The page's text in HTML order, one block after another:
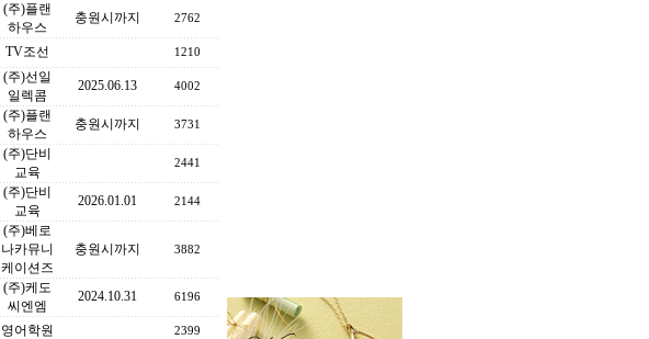
(주)플랜
하우스
충원시까지 2762
TV조선 1210
(주)선일
일렉콤
2025.06.13 4002
(주)플랜
하우스
충원시까지 3731
(주)단비
교육
2441
(주)단비
교육
2026.01.01 2144
(주)베로
나카뮤니
케이션즈
충원시까지 3882
(주)케도
씨엔엠
2024.10.31 6196
영어학원 2399